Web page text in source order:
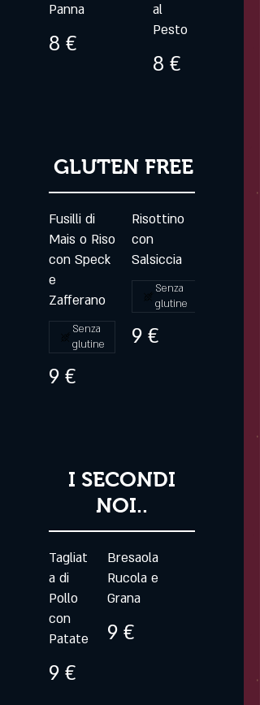
Panna
8 €
al
Pesto
8 €
GLUTEN FREE
Fusilli di
Mais o Riso
con Speck
e
Zafferano
9 €
Senza
glutine
Risottino
con
Salsiccia
9 €
Senza
glutine
I SECONDI
NOI..
Tagliat
a di
Pollo
con
Patate
9 €
Bresaola
Rucola e
Grana
9 €